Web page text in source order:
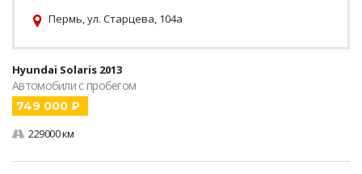
Пермь, ул. Старцева, 104а
Hyundai Solaris 2013
Автомобили с пробегом
749 000 ₽
229000 км